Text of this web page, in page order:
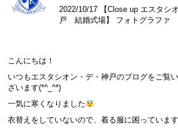
2022/10/17 【Close up エスタシ
戸 結婚式場】 フォトグラファ
こんにちは！
いつもエスタシオン・デ・神戸のブログをご覧
ざいます(*^_^*)
一気に寒くなりました
衣替えをしていないので、着る服に困っていま